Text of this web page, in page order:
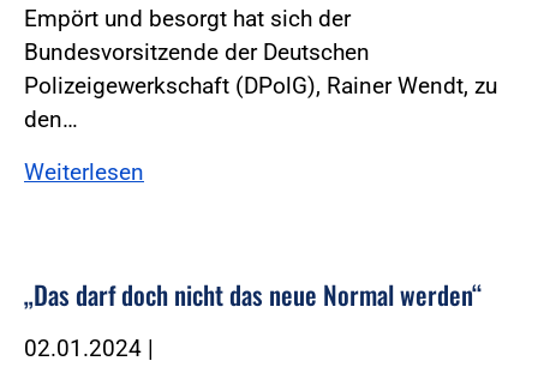
Empört und besorgt hat sich der
Bundesvorsitzende der Deutschen
Polizeigewerkschaft (DPolG), Rainer Wendt, zu
den…
Weiterlesen
„Das darf doch nicht das neue Normal werden“
02.01.2024 |